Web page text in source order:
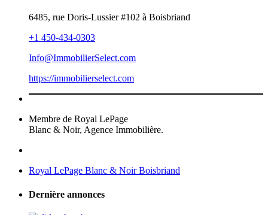
6485, rue Doris-Lussier #102 à Boisbriand
+1 450-434-0303
Info@ImmobilierSelect.com
https://immobilierselect.com
Membre de Royal LePage
Blanc & Noir, Agence Immobilière.
Royal LePage Blanc & Noir Boisbriand
Dernière annonces